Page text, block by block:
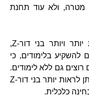
מטרה, ולא עוד תחנת
זו גם הסיבה, שבהחלט ניתן לראות יותר ויותר בני דור-Z,
להשקיע בלימודים, כי
גם ללא לימודים.
מאידך, בין אלו שכן בוחרים ללמוד, ניתן לראות יותר בני דור-Z
כלכלית.